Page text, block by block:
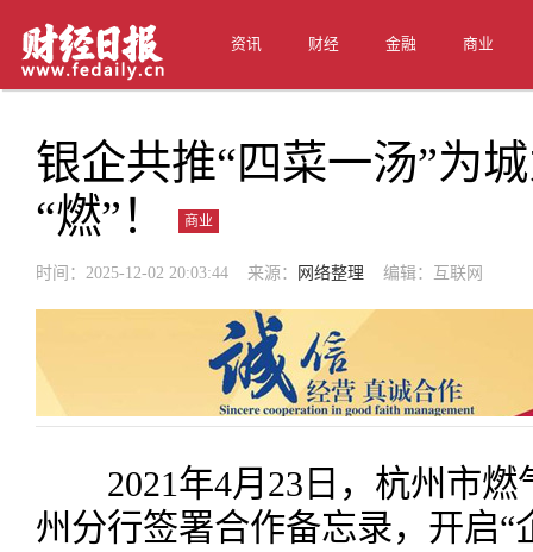
资讯 财经 金融 商业
银企共推“四菜一汤”为
“燃”！
商业
时间：2025-12-02 20:03:44 来源： 网络整理 编辑：互联网
2021年4月23日，杭州市燃
州分行签署合作备忘录，开启“